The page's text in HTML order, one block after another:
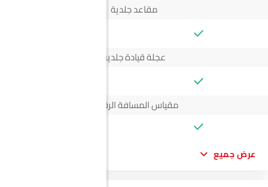
مقاعد جلدية
عجلة قيادة جلدية
مقياس المسافة الرقمي
عرض جميع